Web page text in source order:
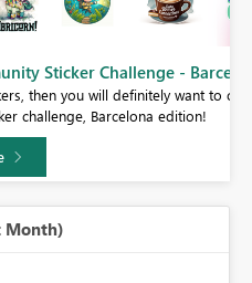
- Barcelona 2026
want to check out our
edition!
Month)